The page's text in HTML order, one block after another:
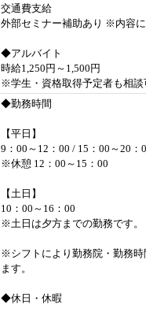
交通費支給
外部セミナー補助あり ※内容
◆アルバイト
時給1,250円～1,500円
※学生・資格取得予定者も相談
◆勤務時間
【平日】
9：00～12：00 / 15：00～20：
※休憩 12：00～15：00
【土日】
10：00～16：00
※土日は夕方までの勤務です。
※シフトにより勤務院・勤務時
ます。
◆休日・休暇